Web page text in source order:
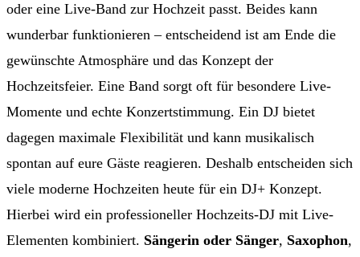
oder eine Live-Band zur Hochzeit passt. Beides kann
wunderbar funktionieren – entscheidend ist am Ende die
gewünschte Atmosphäre und das Konzept der
Hochzeitsfeier. Eine Band sorgt oft für besondere Live-
Momente und echte Konzertstimmung. Ein DJ bietet
dagegen maximale Flexibilität und kann musikalisch
spontan auf eure Gäste reagieren. Deshalb entscheiden sich
viele moderne Hochzeiten heute für ein DJ+ Konzept.
Hierbei wird ein professioneller Hochzeits-DJ mit Live-
Elementen kombiniert. Sängerin oder Sänger, Saxophon,